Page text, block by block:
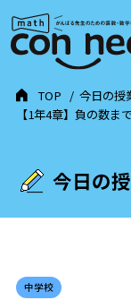
今日の
TOP
今日の授
【1年4章】負の数ま
中学校